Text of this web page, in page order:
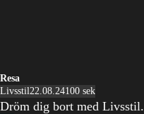
Resa
Livsstil22.08.24100 sek
Dröm dig bort med Livsstil.